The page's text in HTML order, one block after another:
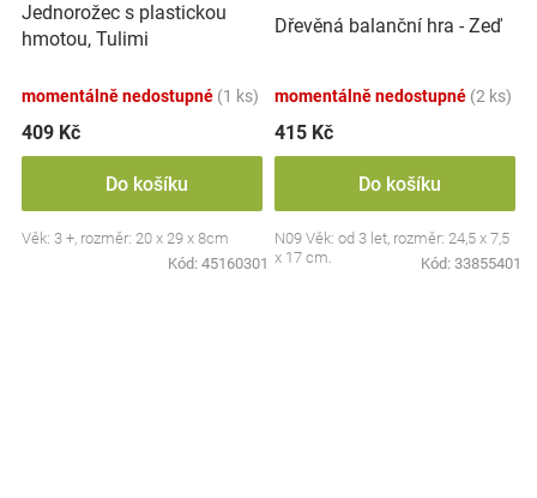
Jednorožec s plastickou
hmotou, Tulimi
momentálně nedostupné (1 ks)
409 Kč
Do košíku
Věk: 3 +, rozměr: 20 x 29 x 8cm
Kód: 45160301
Dřevěná balanční hra - Zeď
momentálně nedostupné (2 ks)
415 Kč
Do košíku
N09 Věk: od 3 let, rozměr: 24,5 x 7,5
x 17 cm.
Kód: 33855401